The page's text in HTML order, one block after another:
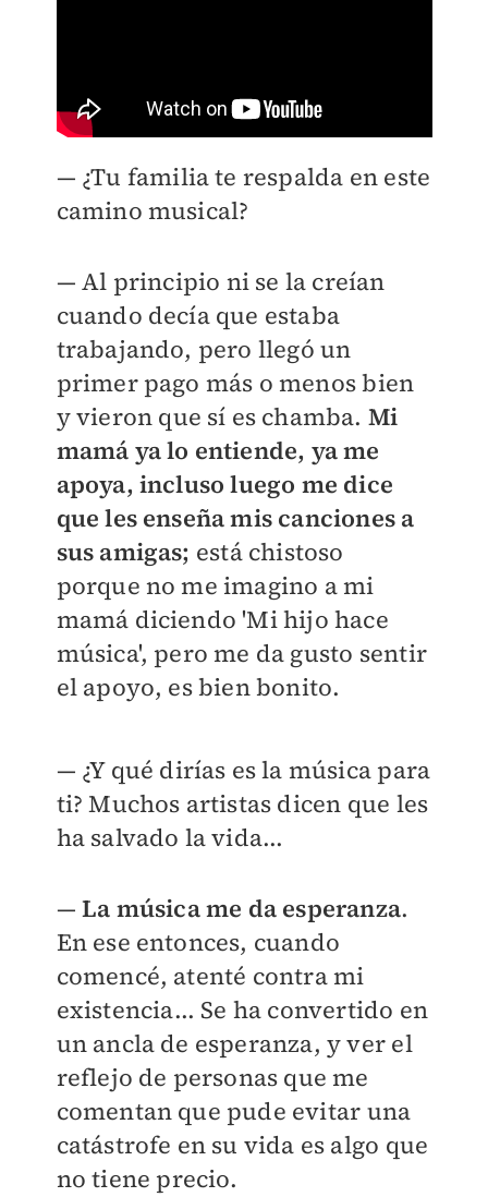
— ¿Tu familia te respalda en este
camino musical?
— Al principio ni se la creían
cuando decía que estaba
trabajando, pero llegó un
primer pago más o menos bien
y vieron que sí es chamba. Mi
mamá ya lo entiende, ya me
apoya, incluso luego me dice
que les enseña mis canciones a
sus amigas; está chistoso
porque no me imagino a mi
mamá diciendo 'Mi hijo hace
música', pero me da gusto sentir
el apoyo, es bien bonito.
— ¿Y qué dirías es la música para
ti? Muchos artistas dicen que les
ha salvado la vida...
— La música me da esperanza.
En ese entonces, cuando
comencé, atenté contra mi
existencia... Se ha convertido en
un ancla de esperanza, y ver el
reflejo de personas que me
comentan que pude evitar una
catástrofe en su vida es algo que
no tiene precio.